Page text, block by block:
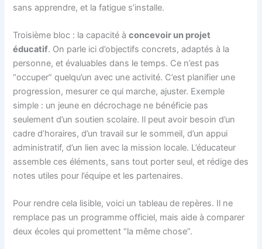
sans apprendre, et la fatigue s’installe.
Troisième bloc : la capacité àconcevoir un projet
éducatif. On parle ici d’objectifs concrets, adaptés à la
personne, et évaluables dans le temps. Ce n’est pas
“occuper” quelqu’un avec une activité. C’est planifier une
progression, mesurer ce qui marche, ajuster. Exemple
simple : un jeune en décrochage ne bénéficie pas
seulement d’un soutien scolaire. Il peut avoir besoin d’un
cadre d’horaires, d’un travail sur le sommeil, d’un appui
administratif, d’un lien avec la mission locale. L’éducateur
assemble ces éléments, sans tout porter seul, et rédige des
notes utiles pour l’équipe et les partenaires.
Pour rendre cela lisible, voici un tableau de repères. Il ne
remplace pas un programme officiel, mais aide à comparer
deux écoles qui promettent “la même chose”.